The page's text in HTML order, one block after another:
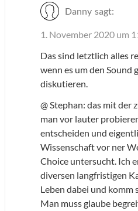
Danny sagt:
1. November 2020 um
Das sind letztlich alles
wenn es um den Sound
diskutieren.
@ Stephan: das mit der
man vor lauter
entscheiden und
Wissenschaft vor ner
Choice untersucht. Ich
diversen langfristigen
Leben dabei und komm
Man muss glaube